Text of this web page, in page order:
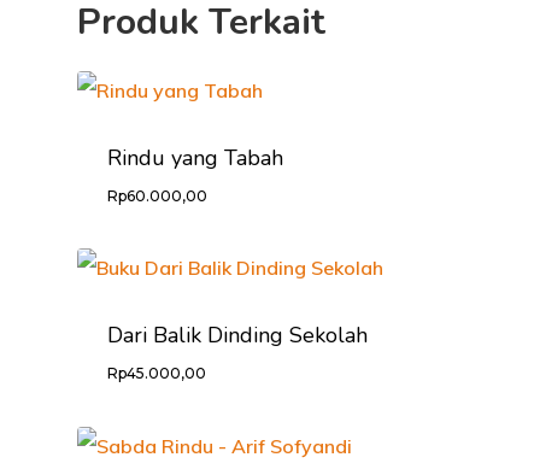
Produk Terkait
Rindu yang Tabah
Rp60.000,00
Dari Balik Dinding Sekolah
Rp45.000,00
CARA ORDER